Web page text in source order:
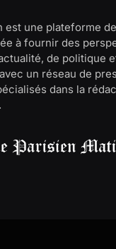
est une plateforme
à fournir des
de politique
un réseau de
dans la